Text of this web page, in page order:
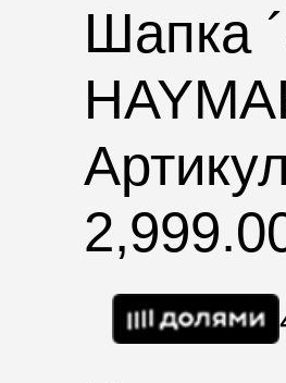
Шапка